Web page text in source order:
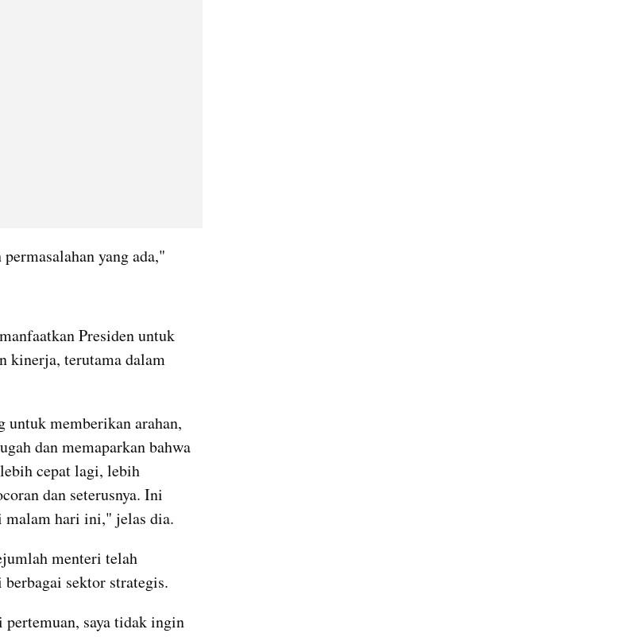
yang ada,"
Presiden untuk
kinerja, terutama dalam
untuk memberikan arahan,
dan memaparkan bahwa
cepat lagi, lebih
dan seterusnya. Ini
malam hari ini," jelas dia.
menteri telah
berbagai sektor strategis.
pertemuan, saya tidak ingin